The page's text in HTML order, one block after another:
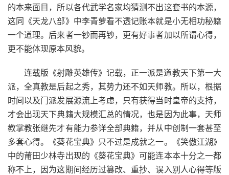
的本来面目，所以各代武学名家均猜测不出这套书的本源，
这同《天龙八部》中李青萝看不透记账本就是小无相功秘籍
一个道理。后来者一钞而再钞，更有好事者加以所谓心得，
更不能体现原本风貌。
连载版《射雕英雄传》记载，正一派是道教天下第一大
派，全真教是后起之秀，其势力还不如天师教。所以，根据
时间以及门派发展源流上考虑，只有获得当时皇帝的支持，
才会出现天下典籍大规模汇总的情况，也是因为此事，天师
教掌教张继先才有能力参详全部典籍，并从中创制一套甚至
多套心得。《葵花宝典》只不过是成就之一。《笑傲江湖》
中的莆田少林寺出现的《葵花宝典》可能连本本十分之一都
称不上，因为这期间经历过篡改、重抄、误入别人心得等版